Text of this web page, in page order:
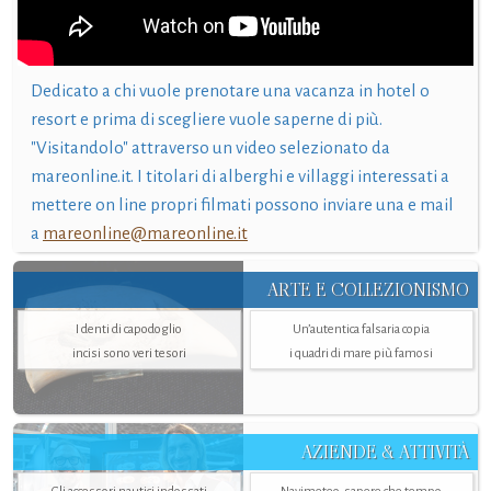
Dedicato a chi vuole prenotare una vacanza in hotel o
resort e prima di scegliere vuole saperne di più.
"Visitandolo" attraverso un video selezionato da
mareonline.it. I titolari di alberghi e villaggi interessati a
mettere on line propri filmati possono inviare una e mail
a mareonline@mareonline.it
ARTE E COLLEZIONISMO
I denti di capodoglio
incisi sono veri tesori
Un’autentica falsaria copia
i quadri di mare più famosi
AZIENDE & ATTIVITÀ